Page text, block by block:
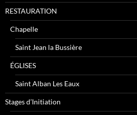
RESTAURATION
Chapelle
Saint Jean la Bussière
ÉGLISES
Saint Alban Les Eaux
Stages d’Initiation